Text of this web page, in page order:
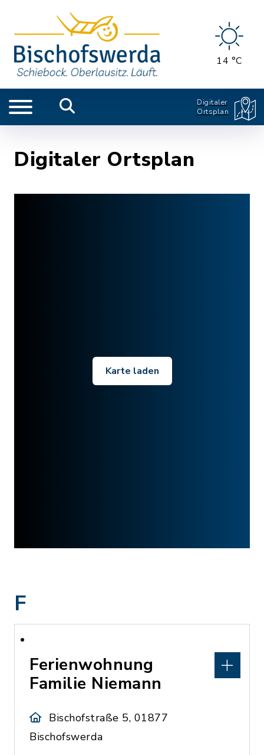
14 °C
Digitaler
Ortsplan
Digitaler Ortsplan
Karte laden
F
Ferienwohnung
Familie Niemann
Bischofstraße 5, 01877
Bischofswerda